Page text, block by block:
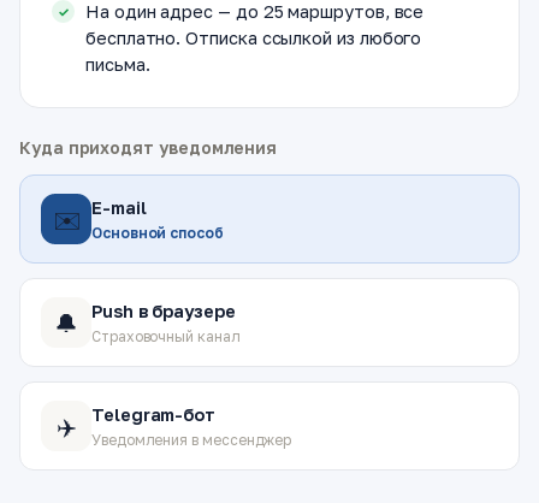
На один адрес — до 25 маршрутов, все
бесплатно. Отписка ссылкой из любого
письма.
Куда приходят уведомления
✉️ E-mail
Основной способ
🔔 Push в браузере
Страховочный канал
✈️ Telegram-бот
Уведомления в мессенджер